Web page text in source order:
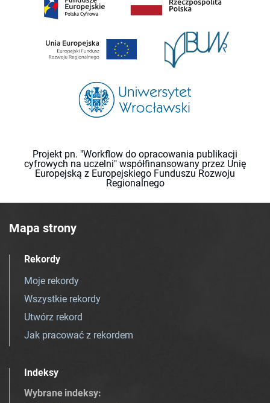
Projekt pn. "Workflow do opracowania publikacji
cyfrowych na uczelni" współfinansowany przez Unię
Europejską z Europejskiego Funduszu Rozwoju
Regionalnego
Mapa strony
Rekordy
Moje rekordy
Wszystkie rekordy
Utwórz rekord
Jak pracować z rekordem
Indeksy
Wybrane indeksy: